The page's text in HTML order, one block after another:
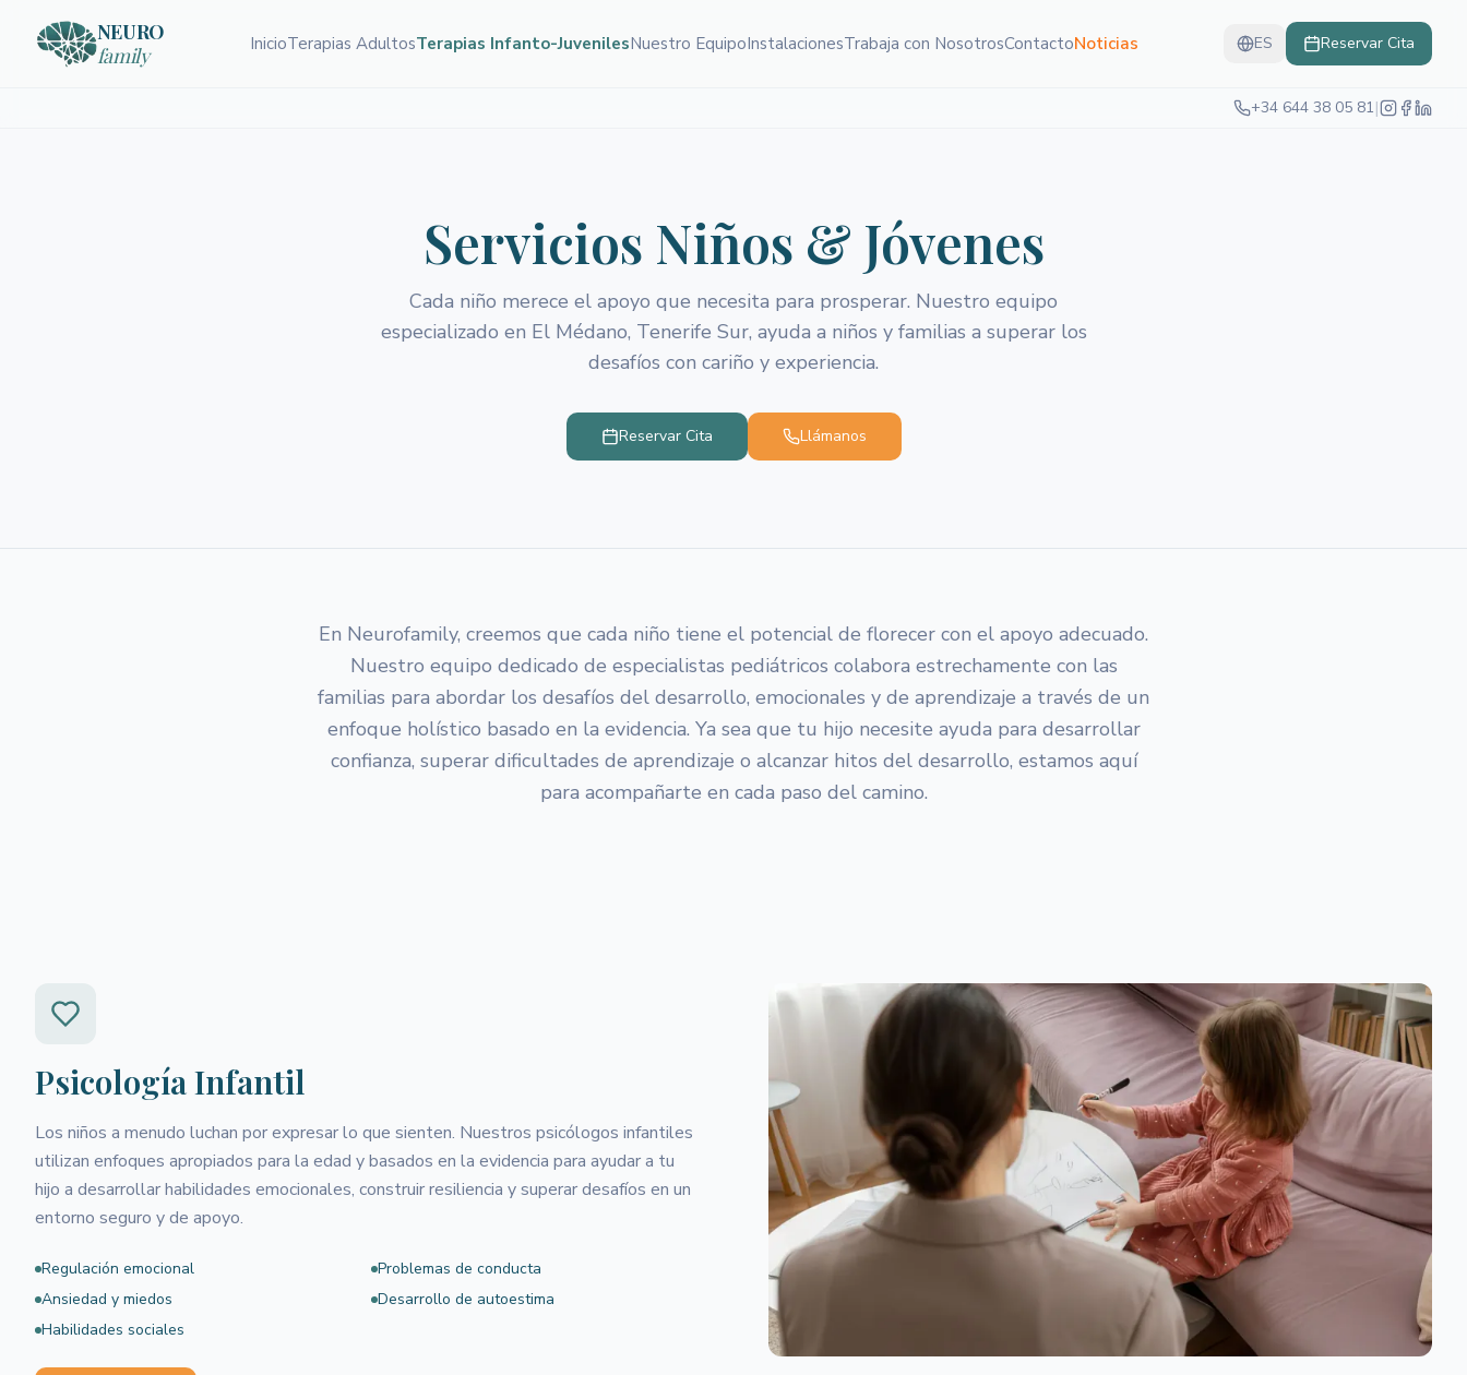
NEURO
family
InicioTerapias AdultosTerapias Infanto-JuvenilesNuestro EquipoInstalacionesTrabaja con NosotrosContactoNoticias ES Reservar Cita
+34 644 38 05 81|
Servicios Niños & Jóvenes
Cada niño merece el apoyo que necesita para prosperar. Nuestro equipo
especializado en El Médano, Tenerife Sur, ayuda a niños y familias a superar los
desafíos con cariño y experiencia.
Reservar Cita Llámanos
En Neurofamily, creemos que cada niño tiene el potencial de florecer con el apoyo adecuado.
Nuestro equipo dedicado de especialistas pediátricos colabora estrechamente con las
familias para abordar los desafíos del desarrollo, emocionales y de aprendizaje a través de un
enfoque holístico basado en la evidencia. Ya sea que tu hijo necesite ayuda para desarrollar
confianza, superar dificultades de aprendizaje o alcanzar hitos del desarrollo, estamos aquí
para acompañarte en cada paso del camino.
Psicología Infantil
Los niños a menudo luchan por expresar lo que sienten. Nuestros psicólogos infantiles
utilizan enfoques apropiados para la edad y basados en la evidencia para ayudar a tu
hijo a desarrollar habilidades emocionales, construir resiliencia y superar desafíos en un
entorno seguro y de apoyo.
Regulación emocional
Problemas de conducta
Ansiedad y miedos
Desarrollo de autoestima
Habilidades sociales